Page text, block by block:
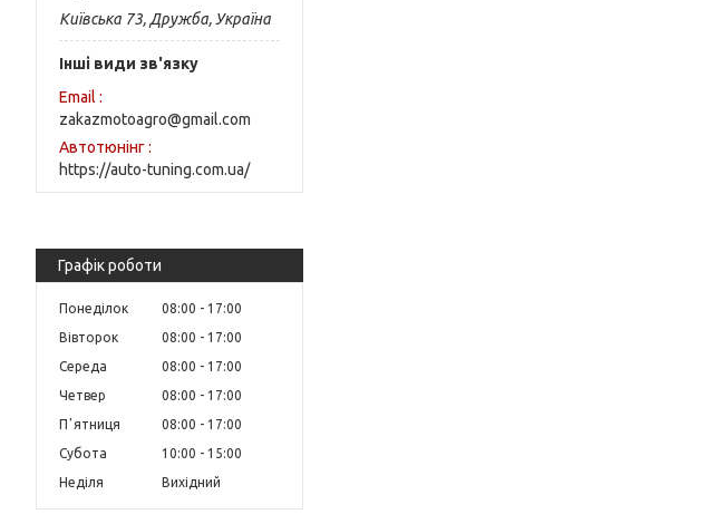
Київська 73, Дружба, Україна
Інші види зв'язку
Email
zakazmotoagro@gmail.com
Автотюнінг
https://auto-tuning.com.ua/
Графік роботи
Понеділок 08:00
17:00
Вівторок
08:00
17:00
Середа
08:00
17:00
Четвер
08:00
17:00
Пʼятниця
08:00
17:00
Субота
10:00
15:00
Неділя
Вихідний